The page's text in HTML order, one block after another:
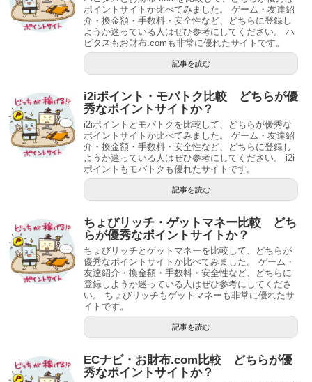
ポイントサイトか比べてみました。 ゲーム・友達紹
介・換金額・手数料・安全性など、どちらに登録し
ようか迷っている人はぜひ参考にしてください。 ハ
ピタスもお財布.comも非常に優れたサイトです。
記事を読む
i2iポイント・モバトク比較 どちらが優
秀なポイントサイトか？
i2iポイントとモバトクを比較して、どちらが優秀な
ポイントサイトか比べてみました。 ゲーム・友達紹
介・換金額・手数料・安全性など、どちらに登録し
ようか迷っている人はぜひ参考にしてください。 i2i
ポイントもモバトクも優れたサイトです。
記事を読む
ちょびリッチ・ゲットマネー比較 どち
らが優秀なポイントサイトか？
ちょびリッチとゲットマネーを比較して、どちらが
優秀なポイントサイトか比べてみました。 ゲーム・
友達紹介・換金額・手数料・安全性など、どちらに
登録しようか迷っている人はぜひ参考にしてくださ
い。 ちょびリッチもゲットマネーも非常に優れたサ
イトです。
記事を読む
ECナビ・お財布.com比較 どちらが優
秀なポイントサイトか？